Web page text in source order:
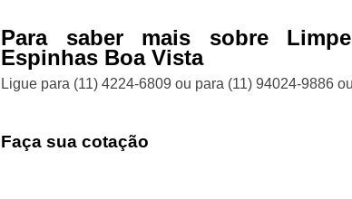
Para saber mais sobre
Espinhas Boa Vista
Ligue para (11) 4224-6809 ou para (11) 94024-9886 ou
Faça sua cotação